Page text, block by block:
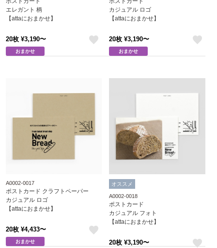
エレガント 柄
【attaにおまかせ】
20枚 ¥3,190〜
おまかせ
カジュアル ロゴ
【attaにおまかせ】
20枚 ¥3,190〜
おまかせ
A0002-0017
ポストカード クラフトペーパー
カジュアル ロゴ
【attaにおまかせ】
20枚 ¥4,433〜
おまかせ
オススメ
A0002-0018
ポストカード
カジュアル フォト
【attaにおまかせ】
20枚 ¥3,190〜